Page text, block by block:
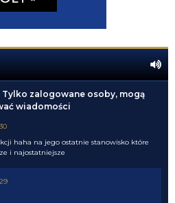
Tylko zalogowane osoby, mogą
wiadomości
haha na jego ostatnie stanowisko które
i najostatniejsze